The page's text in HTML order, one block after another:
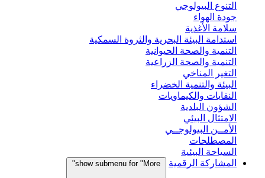
التنوع البيولوجي
جودة الهواء
سلامة الأغذية
استدامة البيئة البحرية والثروة السمكية
التنمية والصحة الحيوانية
التنمية والصحة الزراعية
التغير المناخي
البيئة والتنمية الخضراء
النفايات والكيماويات
الشؤون البلدية
الامتثال البيئي
الأمــن البيولوجــي
المصطلحات
السياحة البيئية
المشاركة الرقمية
show submenu for "More"